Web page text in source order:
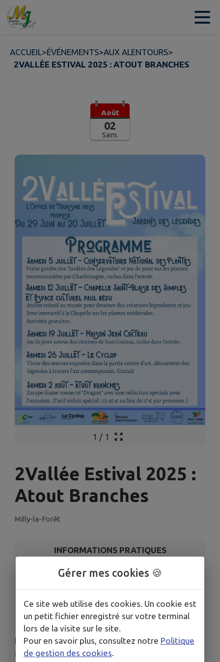
Contenu
ACCUEIL>ÉVÉNEMENTS>AUX ALENTOURS>
2VALLÉE ESTIVAL 2025 : ATOUT BRANCHES
Août
02
Sam.
1 / 1
2Vallée Estival 2025 :
Atout Branches
Milly-la-Forêt
INFORMATIONS PRATIQUES
DATE
Le sam. 2 août
L’événement culturel phare de l’été revient ! Pour
sa 4e édition, le2Vallée Estival
Gérer mes cookies 🍪
Ce site web utilise des cookies. Un cookie est
un petit fichier enregistré sur votre terminal
lors de la visite sur le site.
Pour en savoir plus, consultez notre Politique
de gestion des cookies